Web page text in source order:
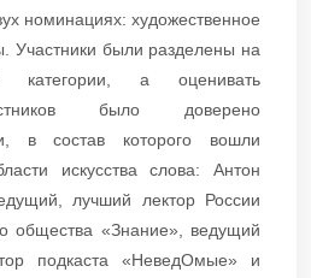
номинациях: художественное
Участники были разделены на
категории, а оценивать
было доверено
в состав которого вошли
искусства слова: Антон
лучший лектор России
общества «Знание», ведущий
подкаста «НеведОмые» и